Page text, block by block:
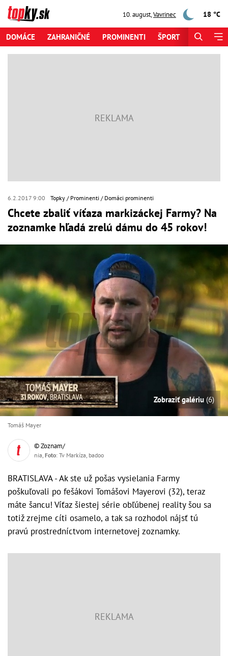
10. august,Vavrinec 18 °C
DOMÁCE ZAHRANIČNÉ PROMINENTI ŠPORT
6.2.2017 9:00 Topky Prominenti Domáci prominenti
Chcete zbaliť víťaza markizáckej Farmy? Na
zoznamke hľadá zrelú dámu do 45 rokov!
Zobraziť galériu (6)
Tomáš Mayer
© Zoznam/
nia, Foto: Tv Markíza, badoo
BRATISLAVA - Ak ste už pošas vysielania Farmy
poškuľovali po fešákovi Tomášovi Mayerovi (32), teraz
máte šancu! Víťaz šiestej série obľúbenej reality šou sa
totiž zrejme cíti osamelo, a tak sa rozhodol nájsť tú
pravú prostredníctvom internetovej zoznamky.